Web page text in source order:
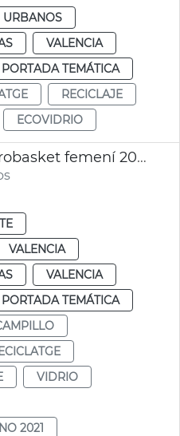
URBANOS
VALENCIA
TEMÁTICA
RECICLAJE
ECOVIDRIO
Reciclatge vidre Eurobasket femení 2021
VALENCIA
VALENCIA
TEMÁTICA
VIDRIO
2021